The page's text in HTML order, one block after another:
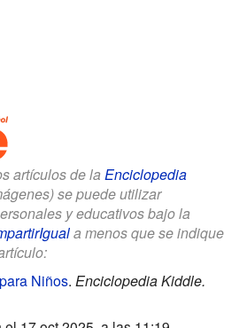
artículos de la Enciclopedia
se puede utilizar
y educativos bajo la
a menos que se indique
Niños. Enciclopedia Kiddle.